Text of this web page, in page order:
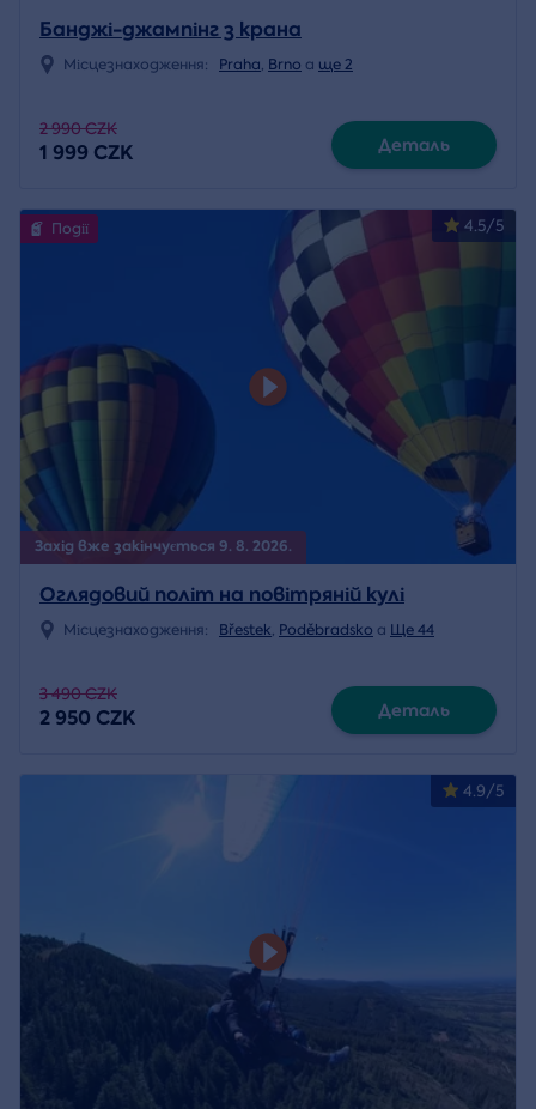
Банджі-джампінг з крана
Місцезнаходження: Praha, Brno a ще 2
2 990 CZK
1 999 CZK Деталь
Захід вже закінчується 9. 8. 2026.
4.5/5
Події
Оглядовий політ на повітряній кулі
Місцезнаходження: Břestek, Poděbradsko a Ще 44
3 490 CZK
2 950 CZK Деталь
4.9/5